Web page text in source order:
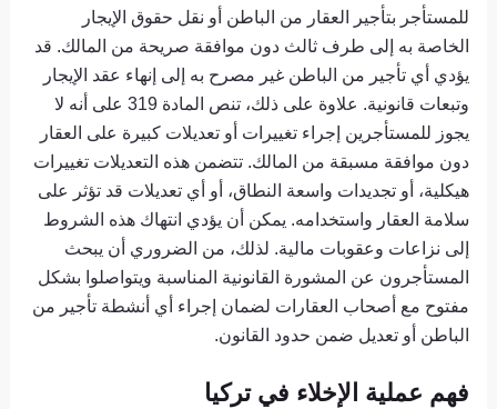
للمستأجر بتأجير العقار من الباطن أو نقل حقوق الإيجار
الخاصة به إلى طرف ثالث دون موافقة صريحة من المالك. قد
يؤدي أي تأجير من الباطن غير مصرح به إلى إنهاء عقد الإيجار
وتبعات قانونية. علاوة على ذلك، تنص المادة 319 على أنه لا
يجوز للمستأجرين إجراء تغييرات أو تعديلات كبيرة على العقار
دون موافقة مسبقة من المالك. تتضمن هذه التعديلات تغييرات
هيكلية، أو تجديدات واسعة النطاق، أو أي تعديلات قد تؤثر على
سلامة العقار واستخدامه. يمكن أن يؤدي انتهاك هذه الشروط
إلى نزاعات وعقوبات مالية. لذلك، من الضروري أن يبحث
المستأجرون عن المشورة القانونية المناسبة ويتواصلوا بشكل
مفتوح مع أصحاب العقارات لضمان إجراء أي أنشطة تأجير من
الباطن أو تعديل ضمن حدود القانون.
فهم عملية الإخلاء في تركيا